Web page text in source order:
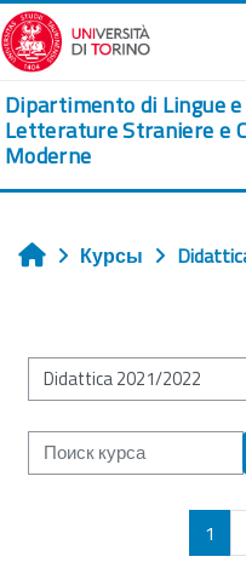
Перейти к основному
Dipartimento di Lingue e
Letterature Straniere e
Moderne
Главная
Курсы
Категории курсов
Поиск курса
1